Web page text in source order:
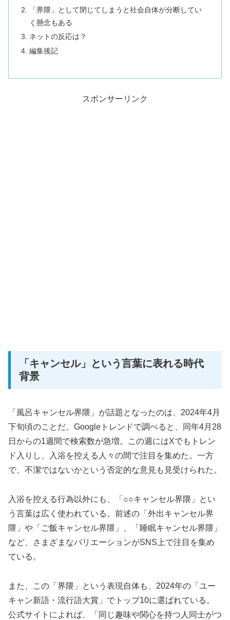
「界隈」として閉じてしまうと社会自体が分断してい
く懸念もある
ネットの反応は？
編集後記
スポンサーリンク
「キャンセル」という言葉に表れる時代
背景
「風呂キャンセル界隈」が話題となったのは、2024年4月
下旬頃のことだ。Googleトレンドで調べると、同年4月28
日からの1週間で検索数が急増。この週にはXでもトレン
ド入りし、入浴を控える人々の間で注目を集めた。一方
で、不潔ではないかという否定的な意見も見受けられた。
入浴を控える行為以外にも、「○○キャンセル界隈」とい
う言葉は広く使われている。前述の「外出キャンセル界
隈」や「ご飯キャンセル界隈」、「睡眠キャンセル界隈」
など、さまざまなバリエーションがSNS上で注目を集め
ている。
また、この「界隈」という表現自体も、2024年の「ユー
キャン新語・流行語大賞」でトップ10に選ばれている。
公式サイトによれば、「同じ趣味や関心を持つ人同士がつ